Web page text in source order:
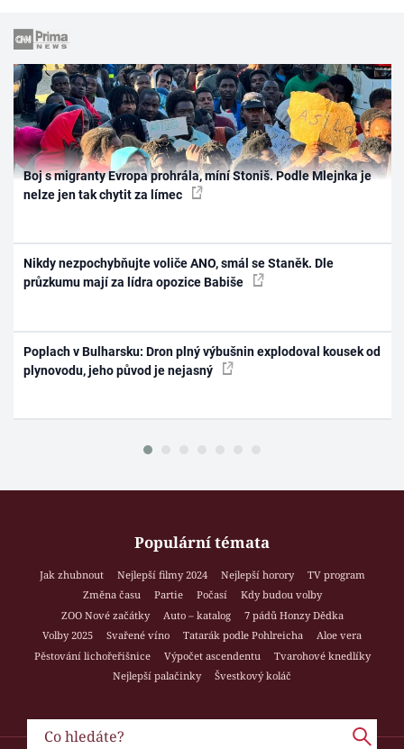
Boj s migranty Evropa prohrála, míní Stoniš. Podle Mlejnka je
nelze jen tak chytit za límec
Nikdy nezpochybňujte voliče ANO, smál se Staněk. Dle
průzkumu mají za lídra opozice Babiše
Poplach v Bulharsku: Dron plný výbušnin explodoval kousek od
plynovodu, jeho původ je nejasný
Populární témata
Jak zhubnout Nejlepší filmy 2024 Nejlepší horory
TV program
Změna času
Partie Počasí
Kdy budou volby
ZOO Nové začátky
Auto – katalog
7 pádů Honzy Dědka
Volby 2025
Svařené víno Tatarák podle Pohlreicha
Aloe vera
Pěstování lichořeřišnice
Výpočet ascendentu
Tvarohové knedlíky
Nejlepší palačinky
Švestkový koláč